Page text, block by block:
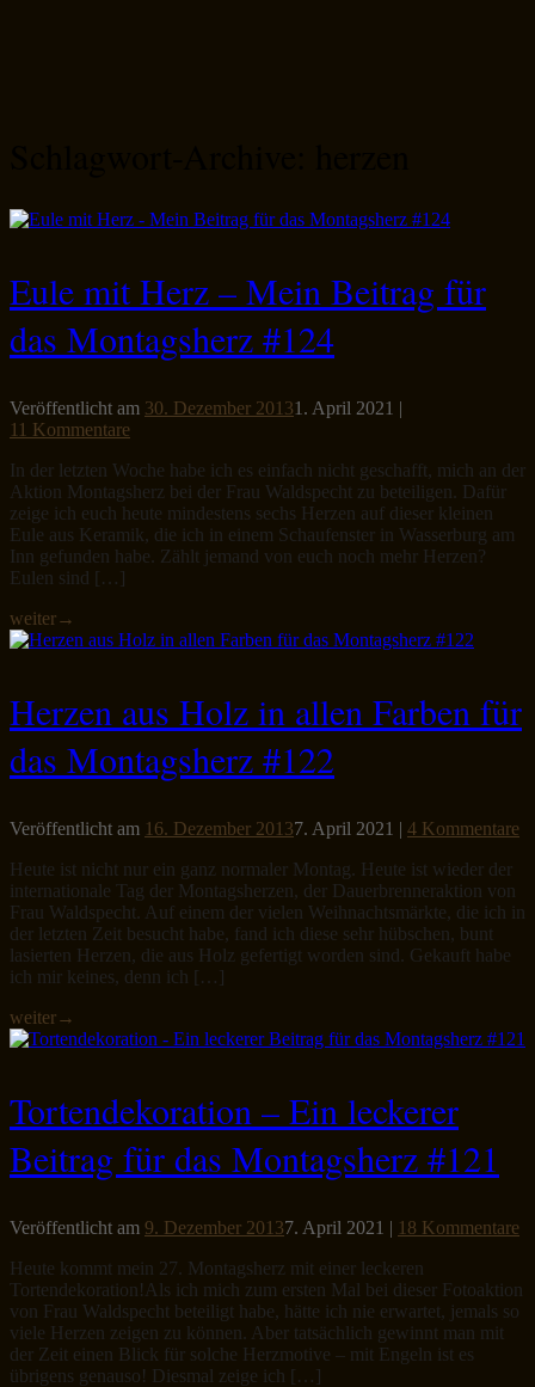
Eule mit Herz – Mein Beitrag für
das Montagsherz #124
Veröffentlicht am 30. Dezember 20131. April 2021 |
11 Kommentare
In der letzten Woche habe ich es einfach nicht geschafft, mich an der
Aktion Montagsherz bei der Frau Waldspecht zu beteiligen. Dafür
zeige ich euch heute mindestens sechs Herzen auf dieser kleinen
Eule aus Keramik, die ich in einem Schaufenster in Wasserburg am
Inn gefunden habe. Zählt jemand von euch noch mehr Herzen?
Eulen sind […]
weiter→
Herzen aus Holz in allen Farben für
das Montagsherz #122
Veröffentlicht am 16. Dezember 20137. April 2021 | 4 Kommentare
Heute ist nicht nur ein ganz normaler Montag. Heute ist wieder der
internationale Tag der Montagsherzen, der Dauerbrenneraktion von
Frau Waldspecht. Auf einem der vielen Weihnachtsmärkte, die ich in
der letzten Zeit besucht habe, fand ich diese sehr hübschen, bunt
lasierten Herzen, die aus Holz gefertigt worden sind. Gekauft habe
ich mir keines, denn ich […]
weiter→
Tortendekoration – Ein leckerer
Beitrag für das Montagsherz #121
Veröffentlicht am 9. Dezember 20137. April 2021 | 18 Kommentare
Heute kommt mein 27. Montagsherz mit einer leckeren
Tortendekoration!Als ich mich zum ersten Mal bei dieser Fotoaktion
von Frau Waldspecht beteiligt habe, hätte ich nie erwartet, jemals so
viele Herzen zeigen zu können. Aber tatsächlich gewinnt man mit
der Zeit einen Blick für solche Herzmotive – mit Engeln ist es
übrigens genauso! Diesmal zeige ich […]